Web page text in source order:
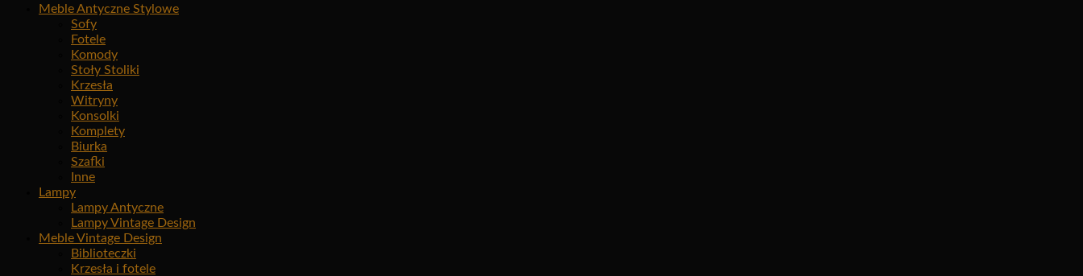
Meble Antyczne Stylowe
Sofy
Fotele
Komody
Stoły Stoliki
Krzesła
Witryny
Konsolki
Komplety
Biurka
Szafki
Inne
Lampy
Lampy Antyczne
Lampy Vintage Design
Meble Vintage Design
Biblioteczki
Krzesła i fotele